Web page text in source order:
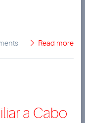
Read more
a Cabo